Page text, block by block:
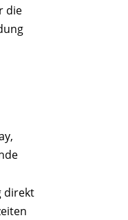
die
direkt